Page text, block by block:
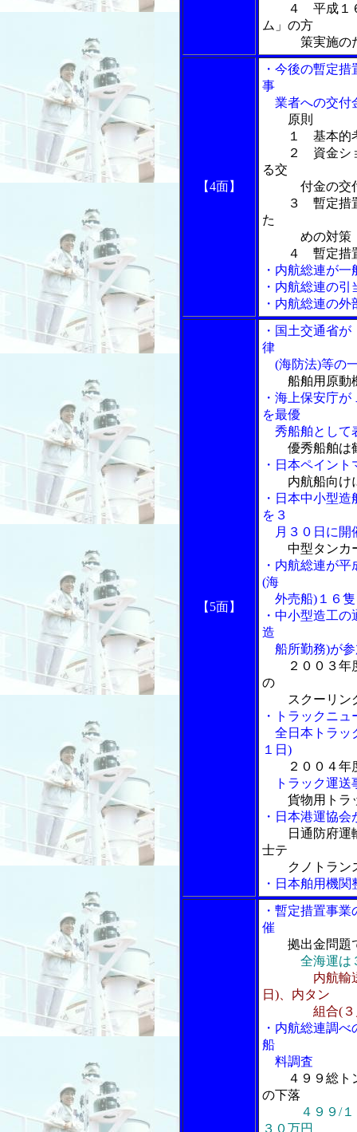
４ 平成１６
ム」の方
策実施のた
【4面】
・今後の暫定
事
業者への交付
原則
１ 基本的
２ 資金ショ
る交
付金の交付
３ 暫定措置
た
めの対策
４ 暫定措置
・内航総連が
・内航総連の
・内航総連の
【5面】
・国土交通省
律
(海防法)等の
船舶用原動
・海上保安庁
を最優
秀船舶として
優秀船舶は
・日本ペイン
内航船向け
・日本中小型
を３
月３０日に開
中型タンカー
・内航総連が
(海
外売船)１６隻
・中小型造工
造
船所勤務)が参
２００３
の
スクーリン
・トラックニュ
全日本トラッ
１日)
２００４年
トラック運送
貨物用トラ
・日本港運協
日通防府運
士テ
クノトラン
・日本舶用機
・暫定措置事
催
拠出金問題
全海運は
内航輸
日)、内タン
組合(３月３
・内航総連調
船
料調査
４９９総ト
の下落
４９９/
３０万円